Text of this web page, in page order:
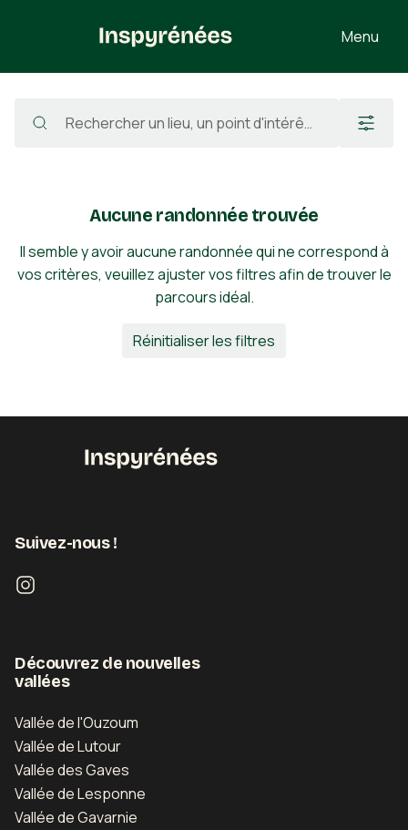
Menu
/ France / Haute-Garonne
Aucune randonnée trouvée
Il semble y avoir aucune randonnée qui ne correspond à
vos critères, veuillez ajuster vos filtres afin de trouver le
parcours idéal.
Réinitialiser les filtres
Suivez-nous !
Découvrez de nouvelles
vallées
Vallée de l'Ouzoum
Vallée de Lutour
Vallée des Gaves
Vallée de Lesponne
Vallée de Gavarnie